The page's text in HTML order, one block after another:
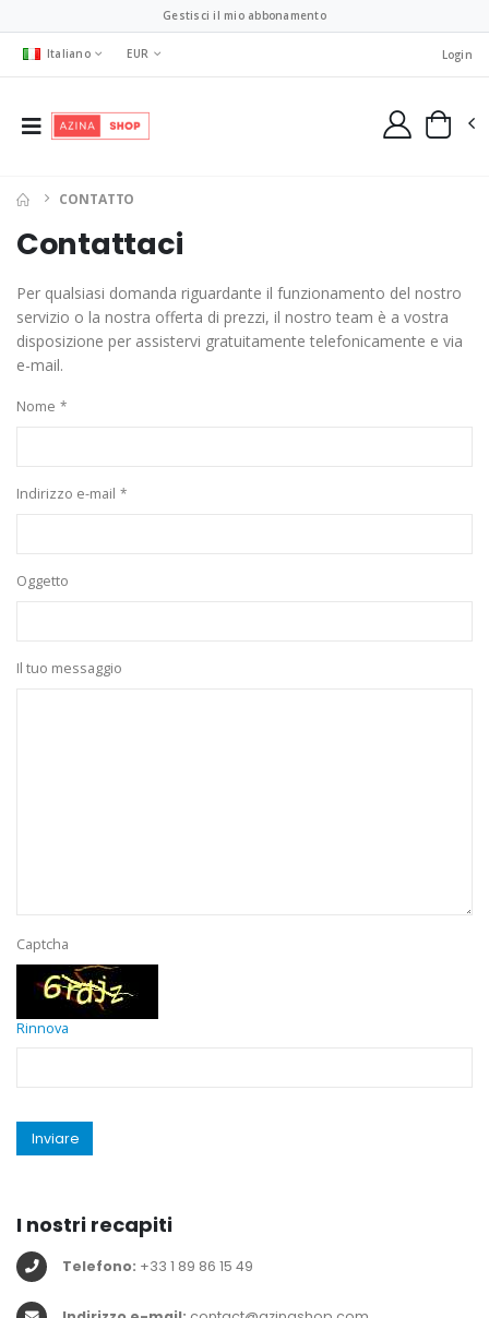
Gestisci il mio abbonamento
Italiano EUR Login
CONTATTO
Contattaci
Per qualsiasi domanda riguardante il funzionamento del nostro
servizio o la nostra offerta di prezzi, il nostro team è a vostra
disposizione per assistervi gratuitamente telefonicamente e via
e-mail.
Nome
Indirizzo e-mail
Oggetto
Il tuo messaggio
Captcha
Rinnova
Inviare
I nostri recapiti
Telefono: +33 1 89 86 15 49